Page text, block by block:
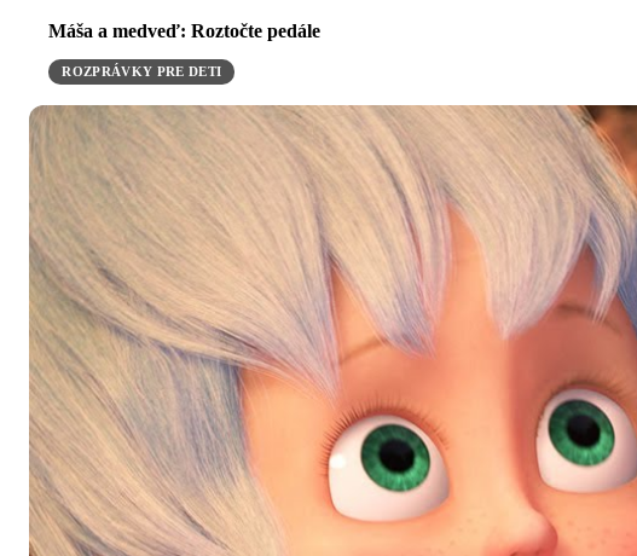
Máša a medveď: Roztočte pedále
ROZPRÁVKY PRE DETI